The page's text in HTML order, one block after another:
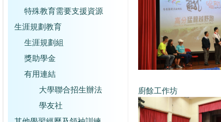
特殊教育需要支援資源
生涯規劃教育
生涯規劃組
獎助學金
有用連結
大學聯合招生辦法
學友社
廚餘工作坊